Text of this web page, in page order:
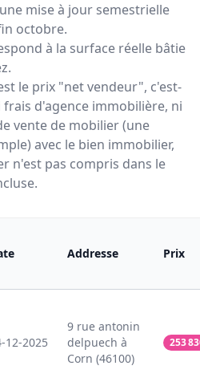
mise à jour semestrielle
octobre.
à la surface réelle bâtie
le prix "net vendeur", c'est-
d'agence immobilière, ni
vente de mobilier (une
avec le bien immobilier,
n'est pas compris dans le
Addresse Prix
12-2025
9 rue antonin
delpuech à
Corn (46100)
253